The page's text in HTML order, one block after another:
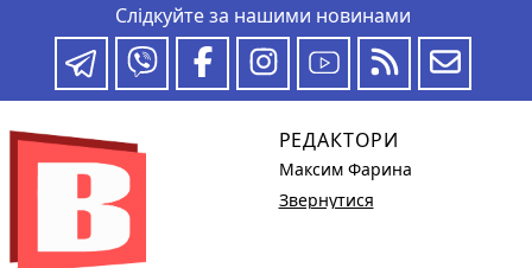
Слідкуйте за нашими новинами
РЕДАКТОРИ
Максим Фарина
Звернутися